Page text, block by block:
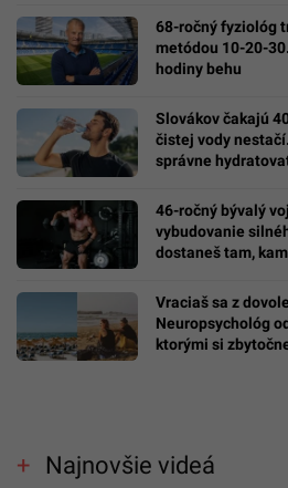
68-ročný fyziológ
metódou 10-20-
hodiny behu
Slovákov čakajú
čistej vody
správne
46-ročný bývalý
vybudovanie
dostaneš tam,
Vraciaš sa z
Neuropsychológ
ktorými si
Najnovšie videá